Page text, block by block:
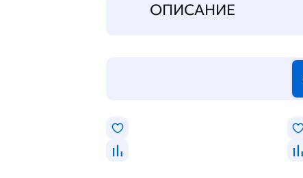
ОПИСАНИЕ